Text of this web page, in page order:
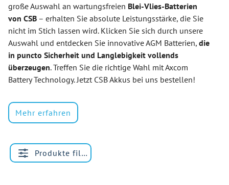
große Auswahl an wartungsfreien Blei-Vlies-Batterien
von CSB – erhalten Sie absolute Leistungsstärke, die Sie
nicht im Stich lassen wird. Klicken Sie sich durch unsere
Auswahl und entdecken Sie innovative AGM Batterien, die
in puncto Sicherheit und Langlebigkeit vollends
überzeugen. Treffen Sie die richtige Wahl mit Axcom
Battery Technology. Jetzt CSB Akkus bei uns bestellen!
Mehr erfahren
Produkte filtern